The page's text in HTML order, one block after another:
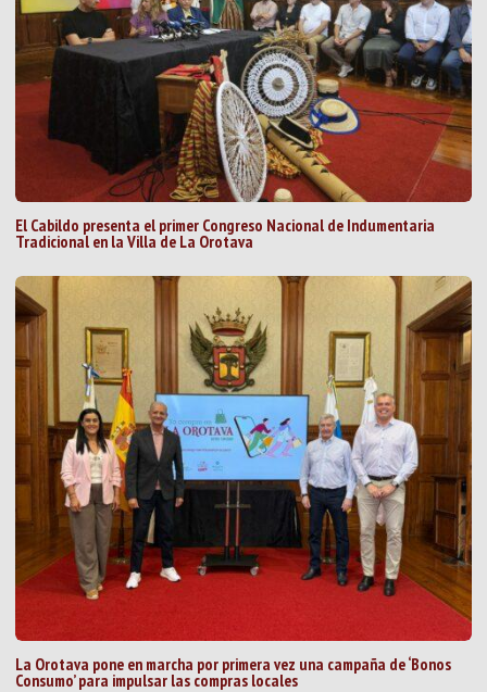
El Cabildo presenta el primer Congreso Nacional de Indumentaria
Tradicional en la Villa de La Orotava
La Orotava pone en marcha por primera vez una campaña de ‘Bonos
Consumo’ para impulsar las compras locales